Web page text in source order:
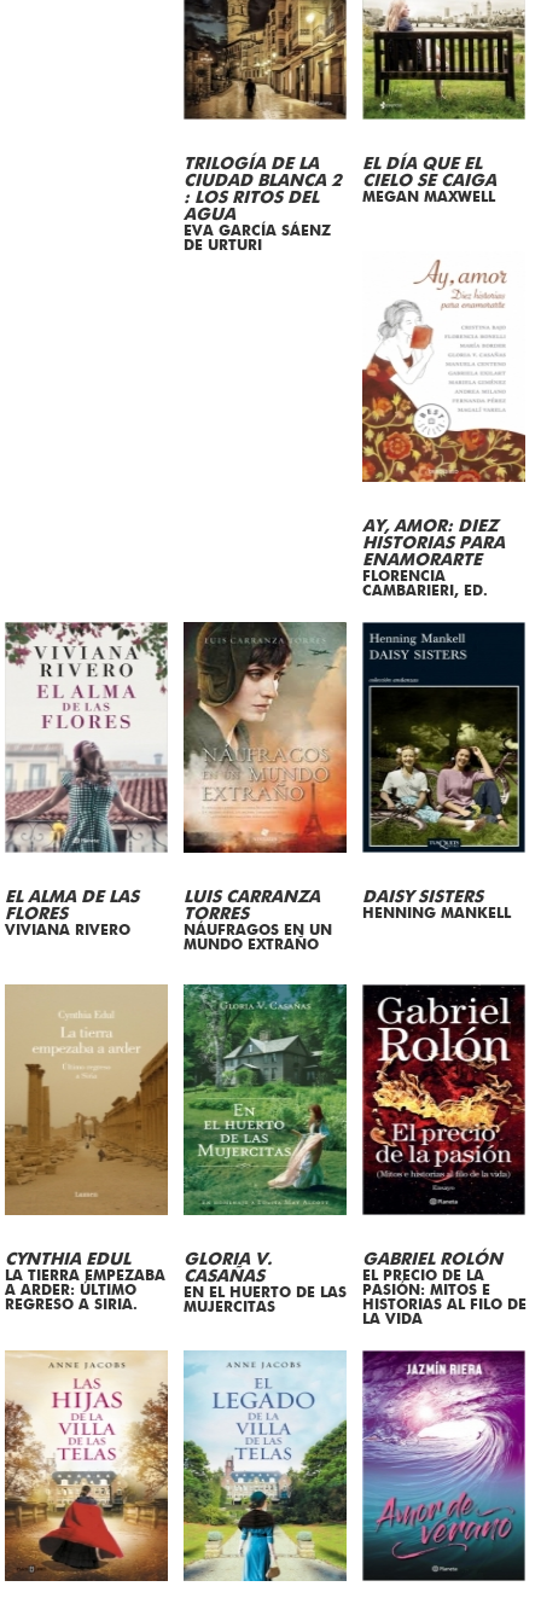
TRILOGÍA DE LA
CIUDAD BLANCA 2
: LOS RITOS DEL
AGUA
EVA GARCÍA SÁENZ
DE URTURI
EL DÍA QUE EL
CIELO SE CAIGA
MEGAN MAXWELL
AY, AMOR: DIEZ
HISTORIAS PARA
ENAMORARTE
FLORENCIA
CAMBARIERI, ED.
EL ALMA DE LAS
FLORES
VIVIANA RIVERO
LUIS CARRANZA
TORRES
NÁUFRAGOS EN UN
MUNDO EXTRAÑO
DAISY SISTERS
HENNING MANKELL
CYNTHIA EDUL
LA TIERRA EMPEZABA
A ARDER: ÚLTIMO
REGRESO A SIRIA.
GLORIA V.
CASAÑAS
EN EL HUERTO DE LAS
MUJERCITAS
GABRIEL ROLÓN
EL PRECIO DE LA
PASIÓN: MITOS E
HISTORIAS AL FILO DE
LA VIDA